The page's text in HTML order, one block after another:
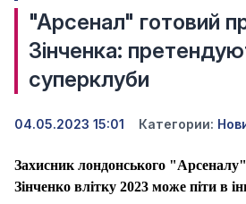
"Арсенал" готовий
Зінченка:
суперклуби
04.05.2023 15:01 Категории:
Захисник лондонського
Зінченко влітку 2023 може піти в